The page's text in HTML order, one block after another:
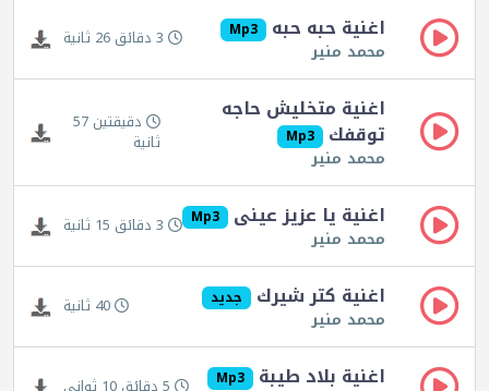
اغنية حبه حبه Mp3
محمد منير 3 دقائق 26 ثانية
اغنية متخليش حاجه
توقفك Mp3
محمد منير
دقيقتين 57
ثانية
اغنية يا عزيز عينى Mp3
محمد منير 3 دقائق 15 ثانية
اغنية كتر شيرك جديد
محمد منير 40 ثانية
اغنية بلاد طيبة Mp3